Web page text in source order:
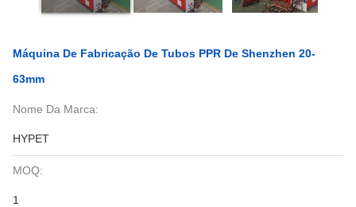
Máquina De Fabricação De Tubos PPR De Shenzhen 20-
63mm
Nome Da Marca:
HYPET
MOQ:
1